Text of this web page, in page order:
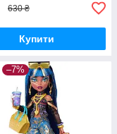
630 ₴
Купити
–7%